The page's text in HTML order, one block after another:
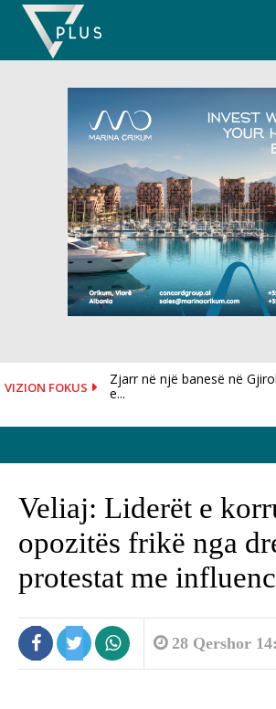
Skip
content
VIZION FOKUS
Zjarr në një banesë në
e...
Veliaj: Liderët e
opozitës frikë nga
protestat me
28 Qershor